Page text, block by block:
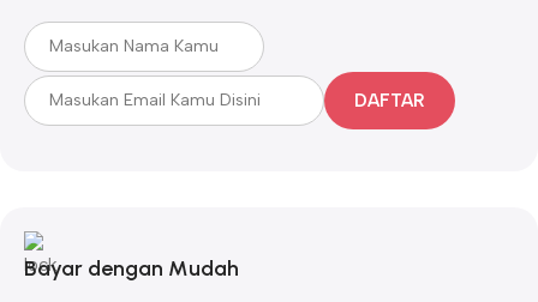
DAFTAR
Bayar dengan Mudah